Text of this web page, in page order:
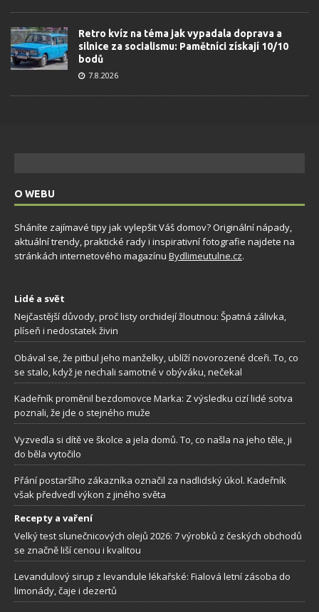
Retro kvíz na téma jak vypadala doprava a
silnice za socialismu: Pamětníci získají 10/10
bodů
7.8.2026
O WEBU
Sháníte zajímavé tipy jak vylepšit Váš domov? Originální nápady,
aktuální trendy, praktické rady i inspirativní fotografie najdete na
stránkách internetového magazínu Bydlimeutulne.cz.
Lidé a svět
Nejčastější důvody, proč listy orchidejí žloutnou: Špatná zálivka,
plíseň i nedostatek živin
Obával se, že pitbul jeho manželky, ublíží novorozené dceři. To, co
se stalo, když je nechali samotné v obýváku, nečekal
Kadeřník proměnil bezdomovce Marka: Z výsledku cizí lidé sotva
poznali, že jde o stejného muže
Vyzvedla si dítě ve školce a jela domů. To, co našla na jeho těle, ji
do běla vytočilo
Přání postaršího zákazníka označil za nadlidský úkol. Kadeřník
však předvedl výkon z jiného světa
Recepty a vaření
Velký test slunečnicových olejů 2026: 7 výrobků z českých obchodů
se značně liší cenou i kvalitou
Levandulový sirup z levandule lékařské: Fialová letní zásoba do
limonády, čaje i dezertů